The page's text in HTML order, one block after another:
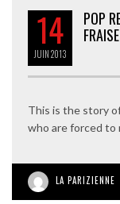
14
JUIN2013
POP
FRAISE
This is the story
who are forced to
LA PARIZIENNE